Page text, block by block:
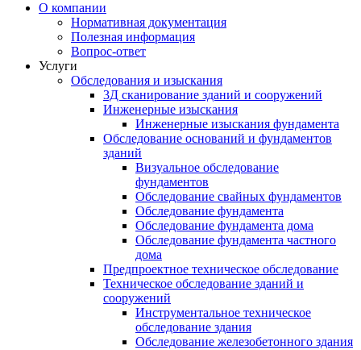
О компании
Нормативная документация
Полезная информация
Вопрос-ответ
Услуги
Обследования и изыскания
3Д сканирование зданий и сооружений
Инженерные изыскания
Инженерные изыскания фундамента
Обследование оснований и фундаментов
зданий
Визуальное обследование
фундаментов
Обследование свайных фундаментов
Обследование фундамента
Обследование фундамента дома
Обследование фундамента частного
дома
Предпроектное техническое обследование
Техническое обследование зданий и
сооружений
Инструментальное техническое
обследование здания
Обследование железобетонного здания